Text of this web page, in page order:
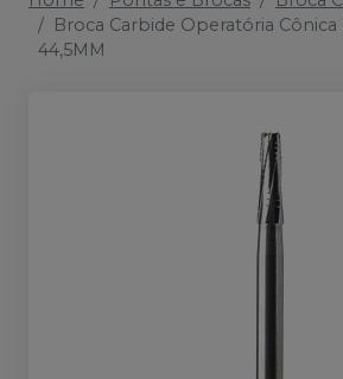
Broca Carbide Operatória
44,5MM